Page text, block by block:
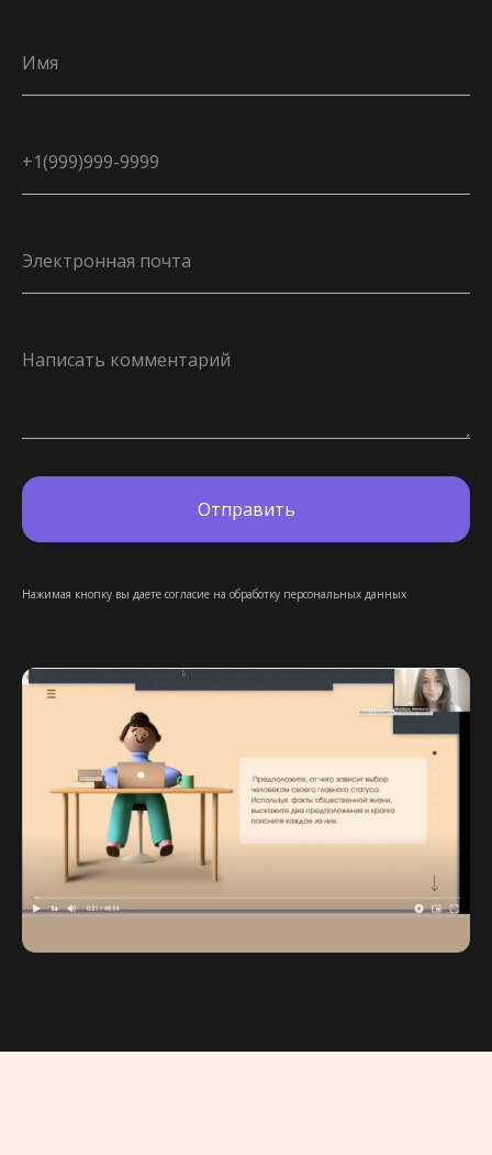
Имя
+1(999)999-9999
Электронная почта
Написать комментарий
Отправить
Нажимая кнопку вы даете согласие на обработку персональных данных